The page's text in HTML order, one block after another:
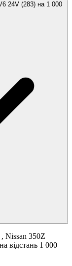
24V (283) на 1 000
, Nissan 350Z
відстань 1 000